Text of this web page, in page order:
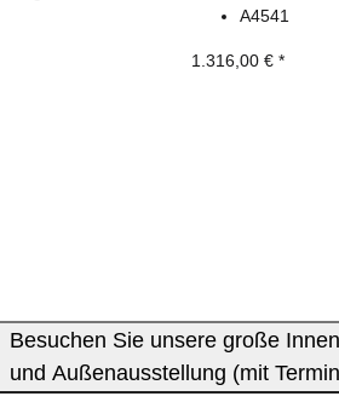
A4541
1.316,00 € *
Besuchen Sie unsere große
und Außenausstellung (mit